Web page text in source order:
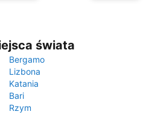
świata
Bergamo
Lizbona
Katania
Bari
Rzym